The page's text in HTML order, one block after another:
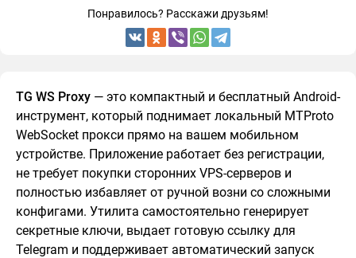
Понравилось? Расскажи друзьям!
TG WS Proxy — это компактный и бесплатный Android-
инструмент, который поднимает локальный MTProto
WebSocket прокси прямо на вашем мобильном
устройстве. Приложение работает без регистрации,
не требует покупки сторонних VPS-серверов и
полностью избавляет от ручной возни со сложными
конфигами. Утилита самостоятельно генерирует
секретные ключи, выдает готовую ссылку для
Telegram и поддерживает автоматический запуск